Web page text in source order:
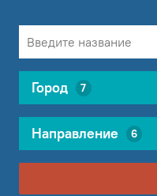
Город 7
Направление 6